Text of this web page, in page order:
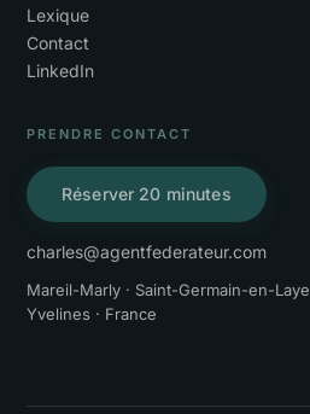
Lexique
Contact
LinkedIn
PRENDRE CONTACT
Réserver 20 minutes
charles@agentfederateur.com
Mareil-Marly · Saint-Germain-en-Laye
Yvelines · France